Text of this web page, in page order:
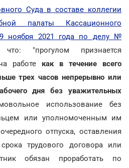
Суда в составе коллегии
палаты Кассационного
9 ноября 2021 года по делу №
"прогулом признается
работе как в течение всего
трех часов непрерывно или
дня без уважительных
использование без
или уполномоченным им
отпуска, оставления
трудового договора или
обязан проработать по